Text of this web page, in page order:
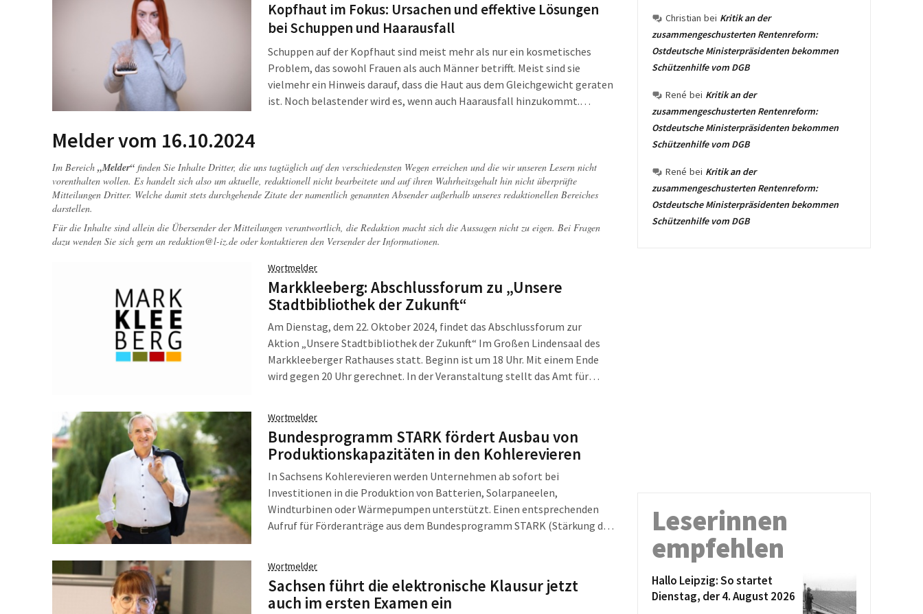
Kopfhaut im Fokus: Ursachen und effektive Lösungen
bei Schuppen und Haarausfall
Schuppen auf der Kopfhaut sind meist mehr als nur ein kosmetisches
Problem, das sowohl Frauen als auch Männer betrifft. Meist sind sie
vielmehr ein Hinweis darauf, dass die Haut aus dem Gleichgewicht geraten
ist. Noch belastender wird es, wenn auch Haarausfall hinzukommt.
Melder vom 16.10.2024
Im Bereich „Melder“ finden Sie Inhalte Dritter, die uns tagtäglich auf den verschiedensten Wegen erreichen und die wir unseren Lesern nicht
vorenthalten wollen. Es handelt sich also um aktuelle, redaktionell nicht bearbeitete und auf ihren Wahrheitsgehalt hin nicht überprüfte
Mitteilungen Dritter. Welche damit stets durchgehende Zitate der namentlich genannten Absender außerhalb unseres redaktionellen Bereiches
darstellen.
Für die Inhalte sind allein die Übersender der Mitteilungen verantwortlich, die Redaktion macht sich die Aussagen nicht zu eigen. Bei Fragen
dazu wenden Sie sich gern an redaktion@l-iz.de oder kontaktieren den Versender der Informationen.
Wortmelder
Markkleeberg: Abschlussforum zu „Unsere
Stadtbibliothek der Zukunft“
Am Dienstag, dem 22. Oktober 2024, findet das Abschlussforum zur
Aktion „Unsere Stadtbibliothek der Zukunft“ Im Großen Lindensaal des
Markkleeberger Rathauses statt. Beginn ist um 18 Uhr. Mit einem Ende
wird gegen 20 Uhr gerechnet. In der Veranstaltung stellt das Amt für
Wortmelder
Bundesprogramm STARK fördert Ausbau von
Produktionskapazitäten in den Kohlerevieren
In Sachsens Kohlerevieren werden Unternehmen ab sofort bei
Investitionen in die Produktion von Batterien, Solarpaneelen,
Windturbinen oder Wärmepumpen unterstützt. Einen entsprechenden
Aufruf für Förderanträge aus dem Bundesprogramm STARK (Stärkung der
(BMWK) heute veröffentlicht. Gefördert werden auch Investitionen in
Anlagen zur Herstellung einzelner […]
Wortmelder
Sachsen führt die elektronische Klausur jetzt
auch im ersten Examen ein
Christian bei Kritik an der
zusammengeschusterten Rentenreform:
Ostdeutsche Ministerpräsidenten bekommen
Schützenhilfe vom DGB
René bei Kritik an der
zusammengeschusterten Rentenreform:
Ostdeutsche Ministerpräsidenten bekommen
Schützenhilfe vom DGB
René bei Kritik an der
zusammengeschusterten Rentenreform:
Ostdeutsche Ministerpräsidenten bekommen
Schützenhilfe vom DGB
Leserinnen
empfehlen
Hallo Leipzig: So startet
Dienstag, der 4. August 2026